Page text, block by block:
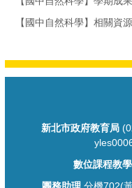
【國中自然科學】相關資源
新北市政府教育局
數位課程教